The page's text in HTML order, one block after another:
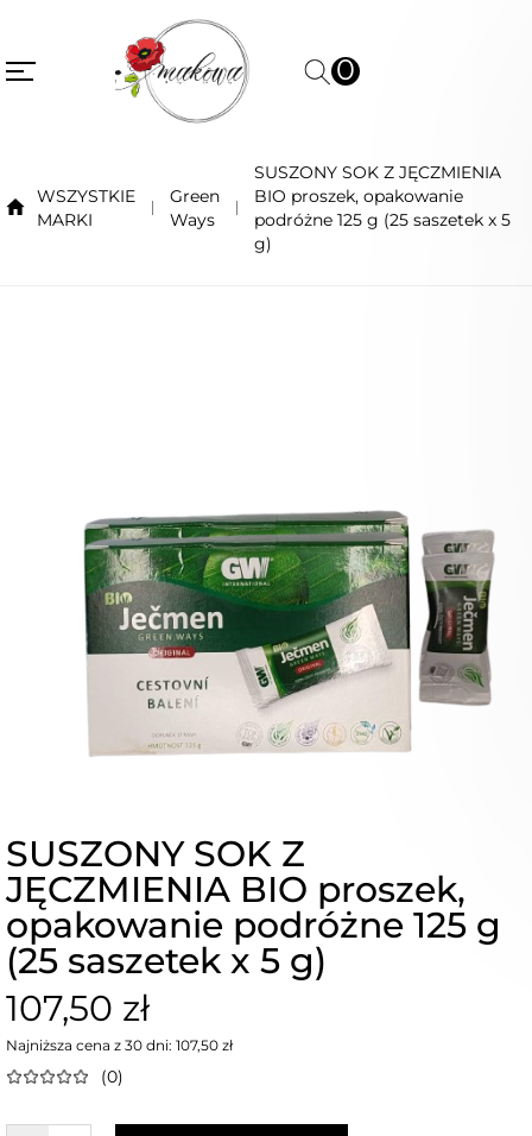
0
WSZYSTKIE
MARKI
Green
Ways
SUSZONY SOK Z JĘCZMIENIA
BIO proszek, opakowanie
podróżne 125 g (25 saszetek x 5
g)
SUSZONY SOK Z
JĘCZMIENIA BIO proszek,
opakowanie podróżne 125 g
(25 saszetek x 5 g)
107,50 zł
Najniższa cena z 30 dni: 107,50 zł
(0)